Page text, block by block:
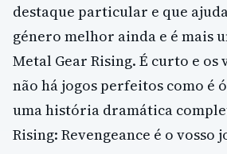
destaque particular e que
género melhor ainda e é mais
Metal Gear Rising. É curto e
não há jogos perfeitos como é
uma história dramática
Rising: Revengeance é o vosso